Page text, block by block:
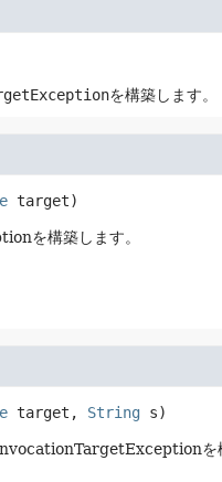
を構築します。
target)
を構築します。
target, String s)
を